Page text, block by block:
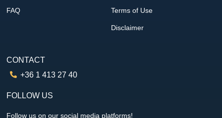
FAQ Terms of Use
Disclaimer
CONTACT
+36 1 413 27 40
FOLLOW US
Follow us on our social media platforms!